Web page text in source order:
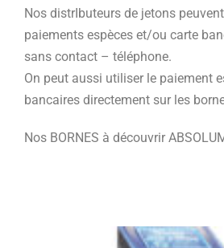
Nos distrIbuteurs de jetons
paiements espèces et/ou carte
sans contact – téléphone.
On peut aussi utiliser le paiement
bancaires directement sur les
Nos BORNES à découvrir